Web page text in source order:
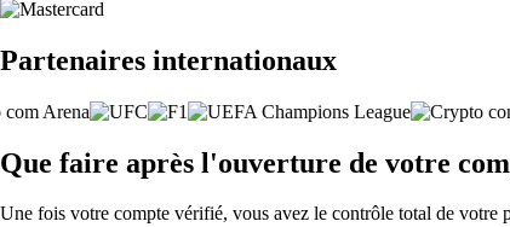
Partenaires internationaux
Que faire après l'ouverture de votre
Une fois votre compte vérifié, vous avez le contrôle total de